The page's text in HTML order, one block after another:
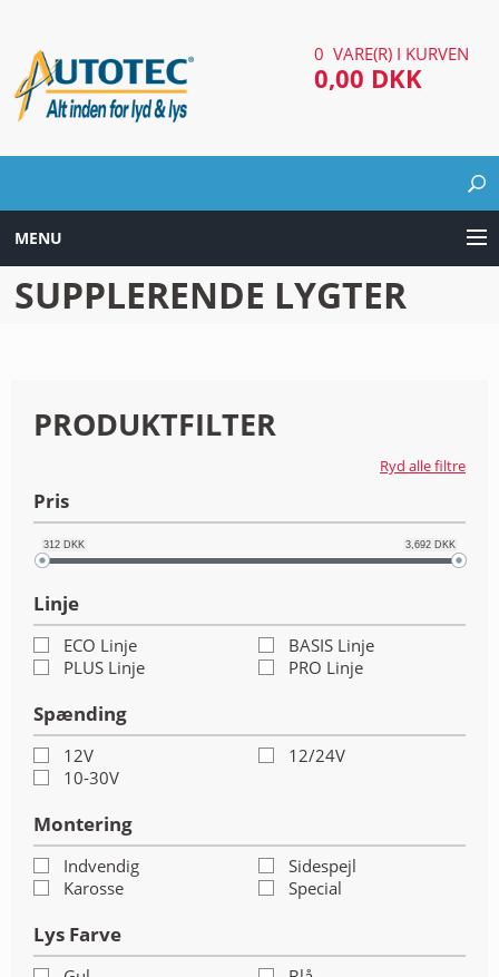
0 VARE(R) I KURVEN
0,00 DKK
MENU
LYD & LYS UDSTYR
ANDET UDSTYR
RESTSALG
FORSIDE
NYHEDER
PROFIL
KATALOGER
RMA
HANDELSBETINGELSER
PERSONDATAPOLITIK
SUPPLERENDE LYGTER
PRODUKTFILTER
Ryd alle filtre
Pris
312 DKK 3,692 DKK
Linje
ECO Linje
BASIS Linje
PLUS Linje
PRO Linje
Spænding
12V
12/24V
10-30V
Montering
Indvendig
Sidespejl
Karosse
Special
Lys Farve